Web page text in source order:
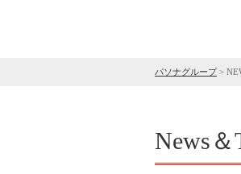
パソナグループ>
News＆